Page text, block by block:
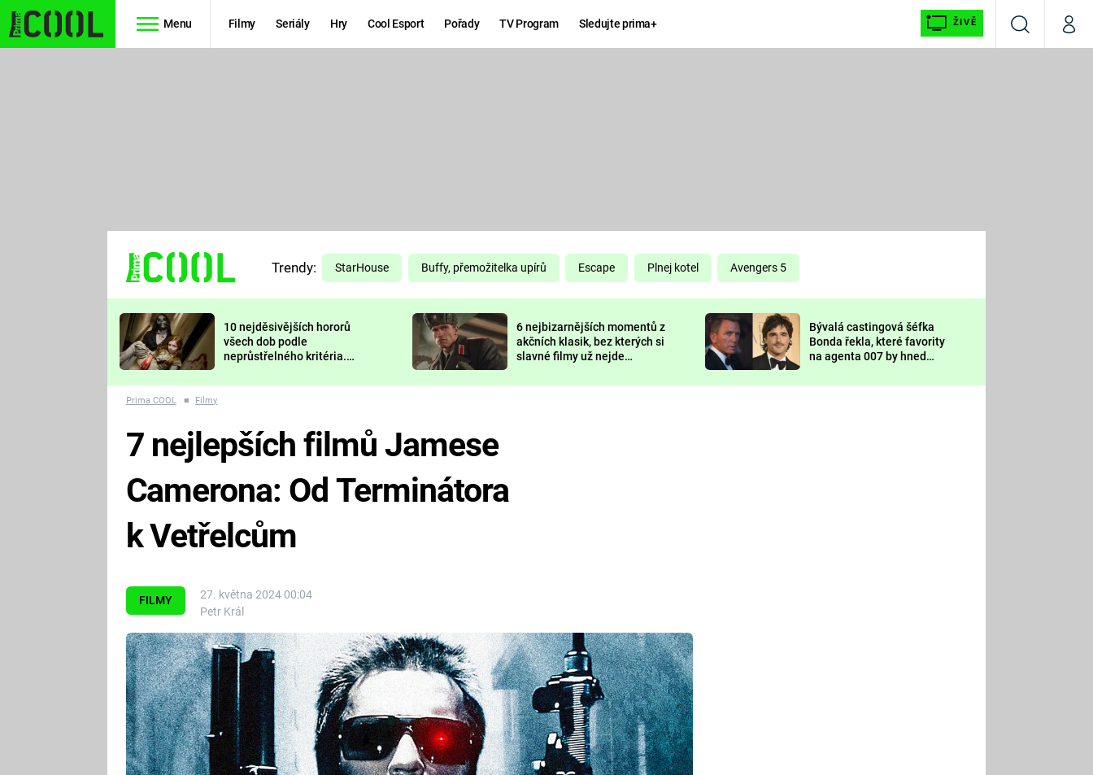
Menu Filmy Seriály Hry Cool Esport Pořady TV Program Sledujte prima+ ŽIVĚ
VyhledáváníMůj
TŘESKU
FUTURAMA
PREDÁTOR
DELIVERANCE
KOMEDIE
CHUCK
NORRIS
DEADPOOL
Prima LAJK
Sledujte nás
Trendy: StarHouse Buffy, přemožitelka upírů Escape Plnej kotel Avengers 5
10 nejděsivějších hororů
všech dob podle
neprůstřelného kritéria.
nejvíc zvednou tep?
6 nejbizarnějších momentů z
akčních klasik, bez kterých si
slavné filmy už nejde
Bývalá castingová šéfka
Bonda řekla, které favority
na agenta 007 by hned
Prima COOL ■ Filmy
FILMY
27. května 2024 00:04
Petr Král
7 nejlepších filmů Jamese
Camerona: Od Terminátora
k Vetřelcům